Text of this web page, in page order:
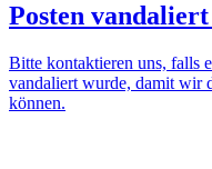
Posten
Bitte kontaktieren uns, falls
vandaliert wurde, damit wir
können.